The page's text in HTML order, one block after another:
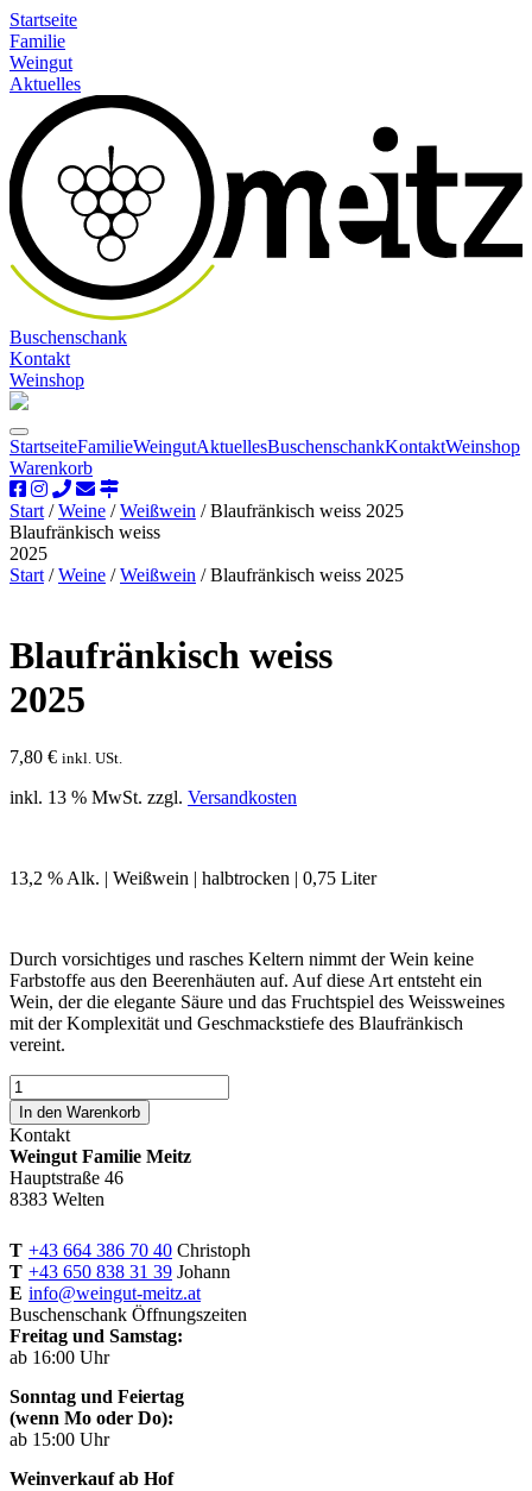
Startseite
Familie
Weingut
Aktuelles
Buschenschank
Kontakt
Weinshop
StartseiteFamilieWeingutAktuellesBuschenschankKontaktWeinshop
Warenkorb
Start /Weine /Weißwein / Blaufränkisch weiss 2025
Blaufränkisch weiss
2025
Start /Weine /Weißwein / Blaufränkisch weiss 2025
Blaufränkisch weiss
2025
7,80 € inkl. USt.
inkl. 13 % MwSt. zzgl. Versandkosten
13,2 % Alk. | Weißwein | halbtrocken | 0,75 Liter
Durch vorsichtiges und rasches Keltern nimmt der Wein keine
Farbstoffe aus den Beerenhäuten auf. Auf diese Art entsteht ein
Wein, der die elegante Säure und das Fruchtspiel des Weissweines
mit der Komplexität und Geschmackstiefe des Blaufränkisch
vereint.
Blaufränkisch
weiss
2025
Menge
In den Warenkorb
Kontakt
Weingut Familie Meitz
Hauptstraße 46
8383 Welten
T +43 664 386 70 40 Christoph
T +43 650 838 31 39 Johann
E info@weingut-meitz.at
Buschenschank Öffnungszeiten
Freitag und Samstag:
ab 16:00 Uhr
Sonntag und Feiertag
(wenn Mo oder Do):
ab 15:00 Uhr
Weinverkauf ab Hof